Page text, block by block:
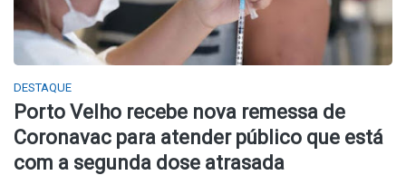
DESTAQUE
Porto Velho recebe nova remessa de
Coronavac para atender público que está
com a segunda dose atrasada